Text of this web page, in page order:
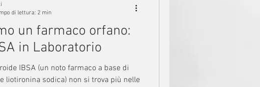
un farmaco orfano:
in Laboratorio
IBSA (un noto farmaco a base di
liotironina sodica) non si trova più nelle
di lettura: 2 min